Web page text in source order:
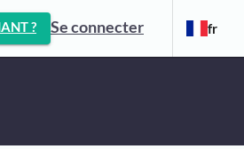
? Se connecter fr